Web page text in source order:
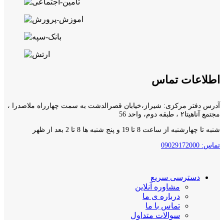
اطلاعات تماس
آدرس دفتر مرکزی: شیراز،خیابان قصرالدشت به سمت چهارراه ملاصدرا ،
مجتمع آناهیتا۲ ، طبقه دوم، واحد 56
شنبه تا چهارشنبه از ساعت 8 تا 19 و پنج شنبه ها 8 تا 2 بعد از ظهر
تماس: 09029172000
دسترسی سریع
مشاوره آنلاین
درباره ی ما
تماس با ما
سوالات متداول